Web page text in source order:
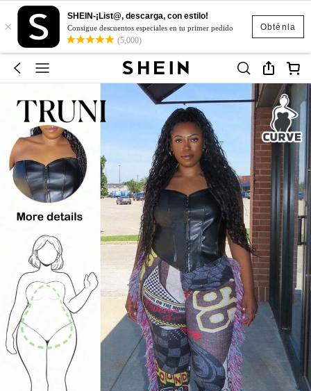
Obténla
×
SHEIN-¡List@, descarga, con estilo!
Consigue descuentos especiales en tu primer pedido
(5,000)